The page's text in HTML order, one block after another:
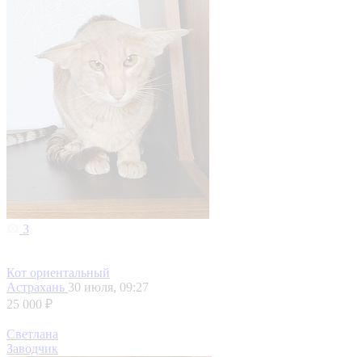
3
Кот ориентальный
Астрахань 30 июля, 09:27
25 000 ₽
Светлана
Заводчик